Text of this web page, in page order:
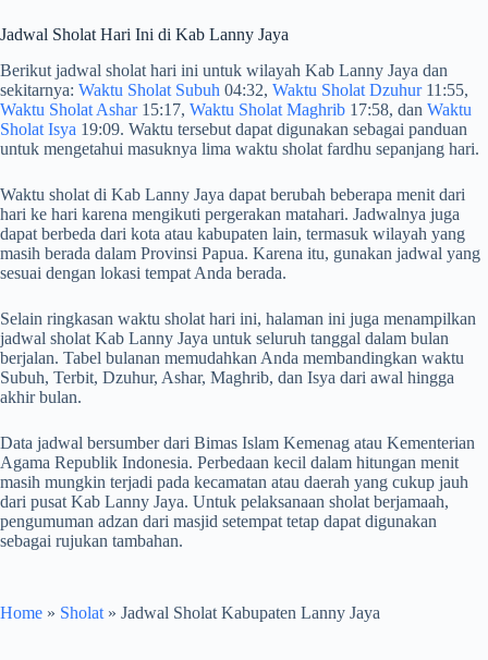
Jadwal Sholat Hari Ini di Kab Lanny Jaya
Berikut jadwal sholat hari ini untuk wilayah Kab Lanny Jaya dan
sekitarnya: Waktu Sholat Subuh 04:32, Waktu Sholat Dzuhur11:55,
Waktu Sholat Ashar15:17, Waktu Sholat Maghrib 17:58, dan Waktu
Sholat Isya 19:09. Waktu tersebut dapat digunakan sebagai panduan
untuk mengetahui masuknya lima waktu sholat fardhu sepanjang hari.
Waktu sholat di Kab Lanny Jaya dapat berubah beberapa menit dari
hari ke hari karena mengikuti pergerakan matahari. Jadwalnya juga
dapat berbeda dari kota atau kabupaten lain, termasuk wilayah yang
masih berada dalam Provinsi Papua. Karena itu, gunakan jadwal yang
sesuai dengan lokasi tempat Anda berada.
Selain ringkasan waktu sholat hari ini, halaman ini juga menampilkan
jadwal sholat Kab Lanny Jaya untuk seluruh tanggal dalam bulan
berjalan. Tabel bulanan memudahkan Anda membandingkan waktu
Subuh, Terbit, Dzuhur, Ashar, Maghrib, dan Isya dari awal hingga
akhir bulan.
Data jadwal bersumber dari Bimas Islam Kemenag atau Kementerian
Agama Republik Indonesia. Perbedaan kecil dalam hitungan menit
masih mungkin terjadi pada kecamatan atau daerah yang cukup jauh
dari pusat Kab Lanny Jaya. Untuk pelaksanaan sholat berjamaah,
pengumuman adzan dari masjid setempat tetap dapat digunakan
sebagai rujukan tambahan.
Home » Sholat » Jadwal Sholat Kabupaten Lanny Jaya